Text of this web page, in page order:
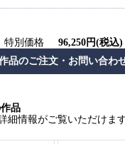
特別価格 96,250円(税込)
品
細情報がご覧いただけます